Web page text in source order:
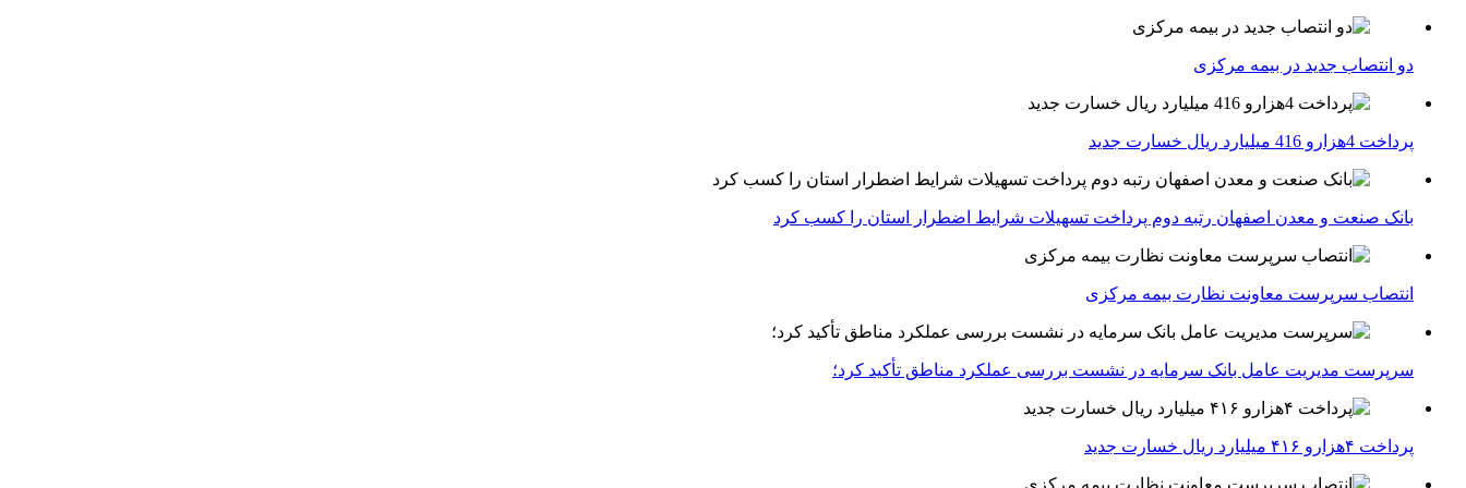
دو انتصاب جدید در بیمه مركزی
پرداخت 4هزارو 416 میلیارد ریال خسارت جدید
بانک صنعت و معدن اصفهان رتبه دوم پرداخت تسهیلات شرایط اضطرار استان را کسب کرد
انتصاب سرپرست معاونت نظارت بیمه مرکزی
سرپرست مدیریت عامل بانک سرمایه در نشست بررسی عملکرد مناطق تأکید کرد؛
پرداخت ۴هزارو ۴۱۶ میلیارد ریال خسارت جدید